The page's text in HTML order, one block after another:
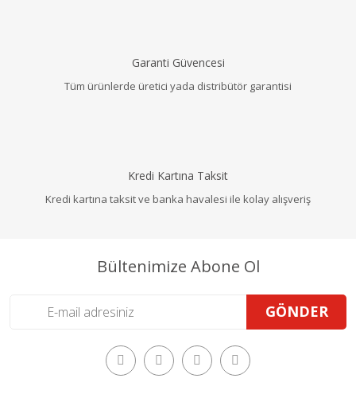
Garanti Güvencesi
Tüm ürünlerde üretici yada distribütör garantisi
Kredi Kartına Taksit
Kredi kartına taksit ve banka havalesi ile kolay alışveriş
Bültenimize Abone Ol
GÖNDER